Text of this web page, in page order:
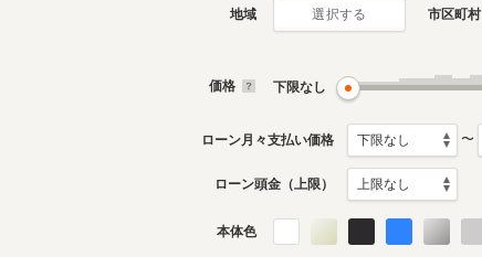
地域 選択する 市区町村
価格 下限なし
ローン月々支払い価格 〜
ローン頭金（上限）
本体色